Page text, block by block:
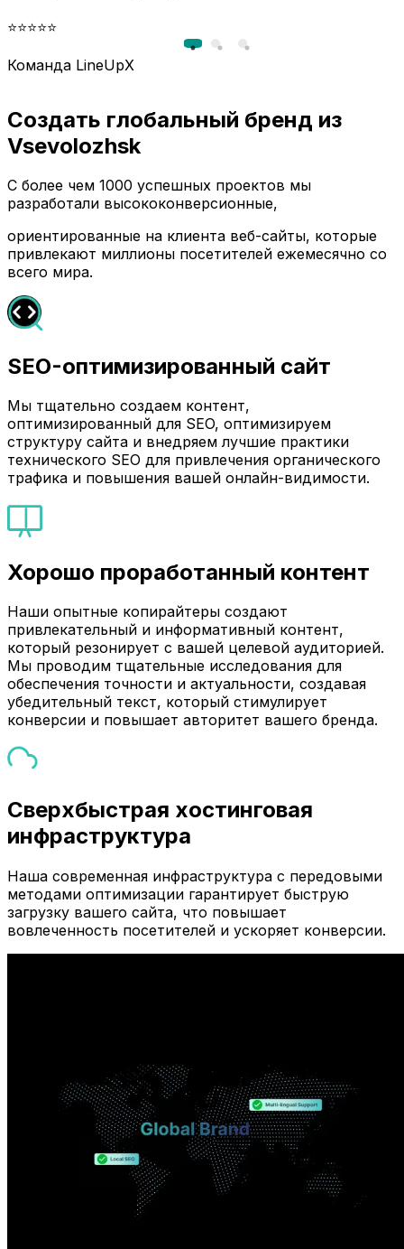
⭐⭐⭐⭐⭐
Команда LineUpX
Создать глобальный бренд из
Vsevolozhsk
С более чем 1000 успешных проектов мы
разработали высококонверсионные,
ориентированные на клиента веб-сайты, которые
привлекают миллионы посетителей ежемесячно со
всего мира.
SEO-оптимизированный сайт
Мы тщательно создаем контент,
оптимизированный для SEO, оптимизируем
структуру сайта и внедряем лучшие практики
технического SEO для привлечения органического
трафика и повышения вашей онлайн-видимости.
Хорошо проработанный контент
Наши опытные копирайтеры создают
привлекательный и информативный контент,
который резонирует с вашей целевой аудиторией.
Мы проводим тщательные исследования для
обеспечения точности и актуальности, создавая
убедительный текст, который стимулирует
конверсии и повышает авторитет вашего бренда.
Сверхбыстрая хостинговая
инфраструктура
Наша современная инфраструктура с передовыми
методами оптимизации гарантирует быструю
загрузку вашего сайта, что повышает
вовлеченность посетителей и ускоряет конверсии.